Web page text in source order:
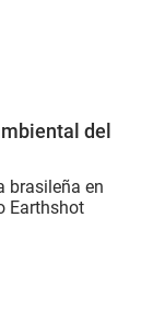
del
brasileña en
Earthshot